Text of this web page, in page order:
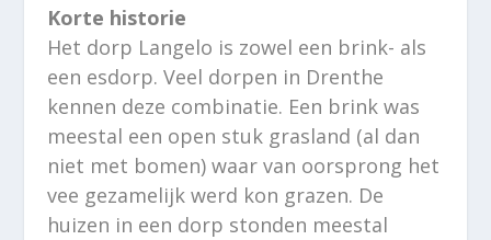
Korte historie
Het dorp Langelo is zowel een brink- als
een esdorp. Veel dorpen in Drenthe
kennen deze combinatie. Een brink was
meestal een open stuk grasland (al dan
niet met bomen) waar van oorsprong het
vee gezamelijk werd kon grazen. De
huizen in een dorp stonden meestal